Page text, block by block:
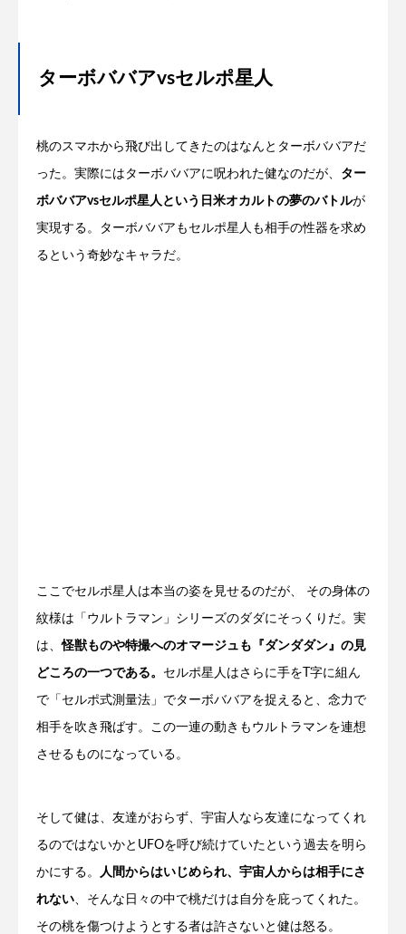
ターボババアvsセルポ星人
桃のスマホから飛び出してきたのはなんとターボババアだ
った。実際にはターボババアに呪われた健なのだが、 ター
ボババアvsセルポ星人という日米オカルトの夢のバトルが
実現する。ターボババアもセルポ星人も相手の性器を求め
るという奇妙なキャラだ。
ここでセルポ星人は本当の姿を見せるのだが、 その身体の
紋様は「ウルトラマン」シリーズのダダにそっくりだ。実
は、怪獣ものや特撮へのオマージュも『ダンダダン』の見
どころの一つである。 セルポ星人はさらに手をT字に組ん
で「セルポ式測量法」でターボババアを捉えると、念力で
相手を吹き飛ばす。この一連の動きもウルトラマンを連想
させるものになっている。
そして健は、友達がおらず、宇宙人なら友達になってくれ
るのではないかとUFOを呼び続けていたという過去を明ら
かにする。 人間からはいじめられ、宇宙人からは相手にさ
れない、そんな日々の中で桃だけは自分を庇ってくれた。
その桃を傷つけようとする者は許さないと健は怒る。